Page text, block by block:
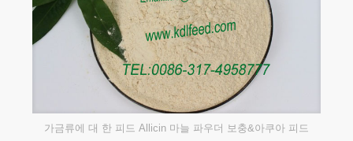
가금류에 대 한 피드 Allicin 마늘 파우더 보충&아쿠아 피드